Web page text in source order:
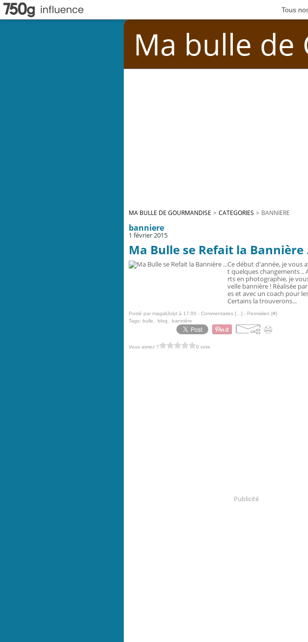
Tous
Ma bulle de
MA BULLE DE GOURMANDISE > CATEGORIES > BANNIERE
banniere
1 février 2015
Ma Bulle se Refait la Bannière
Ce début d'année, je vous
t quelques changements ..
rts en photographie, je
velle bannière ! Réalisée
es et avec un coach pour
Certains la trouverons...
Posté par magaliJolyt à 17:00 - Commentaires [ ] - Permalien [#]
Tags: bulle blog bannière
Vous aimez ? 0 vote
Publicité